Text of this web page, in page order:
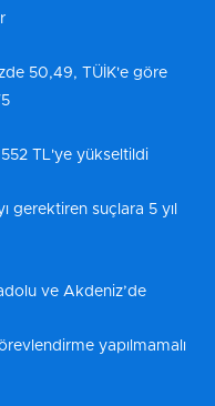
50,49, TÜİK'e göre
552 TL'ye yükseltildi
gerektiren suçlara 5 yıl
ve Akdeniz’de
yapılmamalı